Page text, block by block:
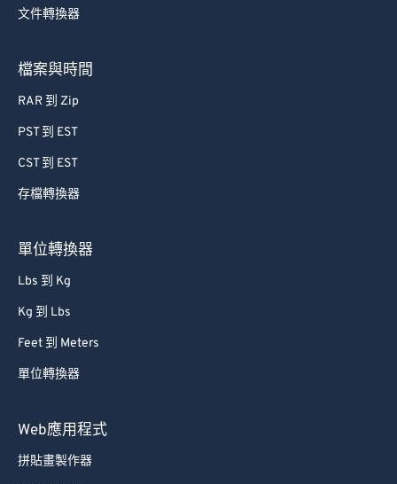
文件轉換器
檔案與時間
RAR 到 Zip
PST 到 EST
CST 到 EST
存檔轉換器
單位轉換器
Lbs 到 Kg
Kg 到 Lbs
Feet 到 Meters
單位轉換器
Web應用程式
拼貼畫製作器